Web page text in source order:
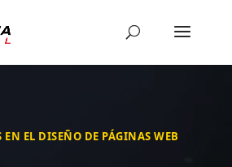
EN EL DISEÑO DE PÁGINAS WEB